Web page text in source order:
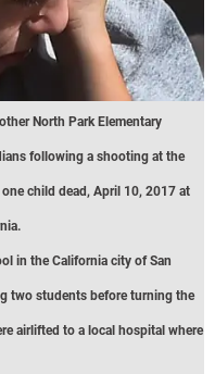
North Park Elementary
following a shooting at the
child dead, April 10, 2017 at
in the California city of San
two students before turning the
airlifted to a local hospital where